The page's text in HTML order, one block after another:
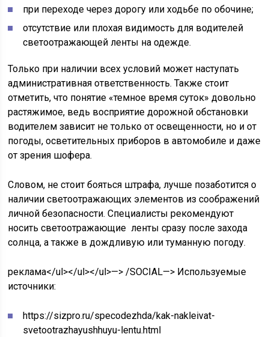
при переходе через дорогу или ходьбе по обочине;
отсутствие или плохая видимость для водителей
светоотражающей ленты на одежде.
Только при наличии всех условий может наступать
административная ответственность. Также стоит
отметить, что понятие «темное время суток» довольно
растяжимое, ведь восприятие дорожной обстановки
водителем зависит не только от освещенности, но и от
погоды, осветительных приборов в автомобиле и даже
от зрения шофера.
Словом, не стоит бояться штрафа, лучше позаботится о
наличии светоотражающих элементов из соображений
личной безопасности. Специалисты рекомендуют
носить светоотражающие ленты сразу после захода
солнца, а также в дождливую или туманную погоду.
реклама</ul></ul></ul>—> /SOCIAL—> Используемые
источники:
https://sizpro.ru/specodezhda/kak-nakleivat-
svetootrazhayushhuyu-lentu.html